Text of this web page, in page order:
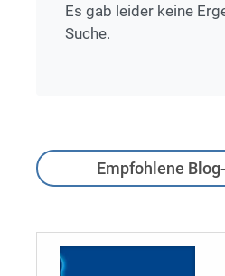
Es gab leider keine
Suche.
Empfohlene